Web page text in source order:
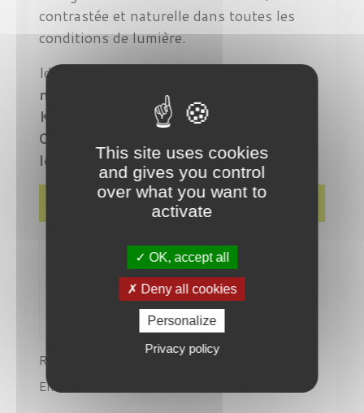
contrastée et naturelle dans toutes les
conditions de lumière.
Idéales pour le
montagne
ou la route, les
Kanaio Coast B766-
03C
légèretéetélégance sportive.
Détails du produit
Référence
MJ-766-02MD
En stock
This site uses cookies
and gives you control
over what you want to
activate
OK, accept all
Deny all cookies
Personalize
Privacy policy